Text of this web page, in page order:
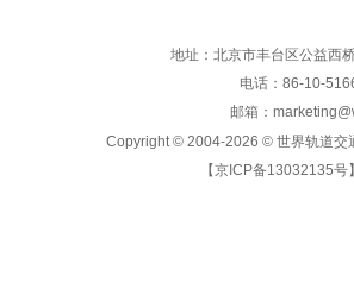
地址：北京市丰台区公益西
电话：86-10-
邮箱：
Copyright © 2004-2026 © 世界轨道交
【京ICP备13032135